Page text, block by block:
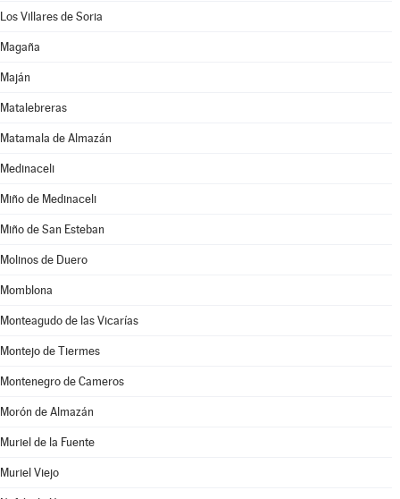
Los Villares de Soria
Magaña
Maján
Matalebreras
Matamala de Almazán
Medinaceli
Miño de Medinaceli
Miño de San Esteban
Molinos de Duero
Momblona
Monteagudo de las Vicarías
Montejo de Tiermes
Montenegro de Cameros
Morón de Almazán
Muriel de la Fuente
Muriel Viejo